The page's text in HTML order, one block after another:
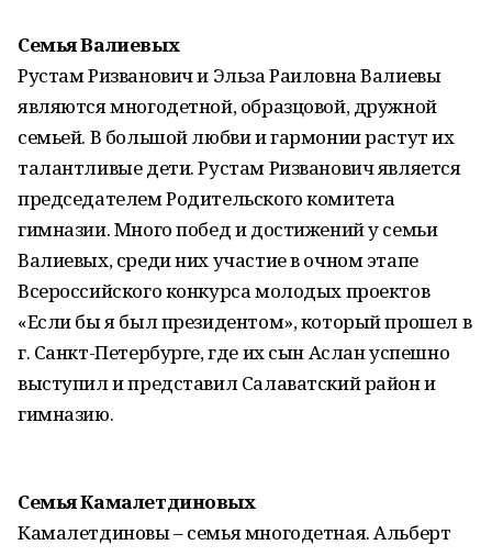
Семья Валиевых
Рустам Ризванович и Эльза Раиловна Валиевы
являются многодетной, образцовой, дружной
семьей. В большой любви и гармонии растут их
талантливые дети. Рустам Ризванович является
председателем Родительского комитета
гимназии. Много побед и достижений у семьи
Валиевых, среди них участие в очном этапе
Всероссийского конкурса молодых проектов
«Если бы я был президентом», который прошел в
г. Санкт-Петербурге, где их сын Аслан успешно
выступил и представил Салаватский район и
гимназию.
Семья Камалетдиновых
Камалетдиновы – семья многодетная. Альберт